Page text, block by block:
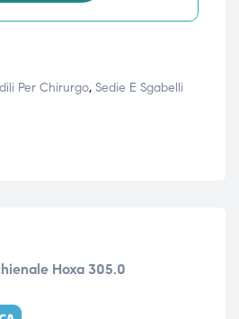
Per Chirurgo, Sedie E Sgabelli
Hoxa 305.0